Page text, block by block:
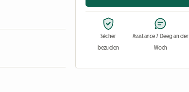
Sécher
bezuelen
Assistance 7 Deeg an der
Woch